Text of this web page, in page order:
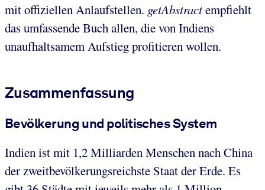
mit offiziellen Anlaufstellen. getAbstractempfiehlt
das umfassende Buch allen, die von Indiens
unaufhaltsamem Aufstieg profitieren wollen.
Zusammenfassung
Bevölkerung und politisches System
Indien ist mit 1,2 Milliarden Menschen nach China
der zweitbevölkerungsreichste Staat der Erde. Es